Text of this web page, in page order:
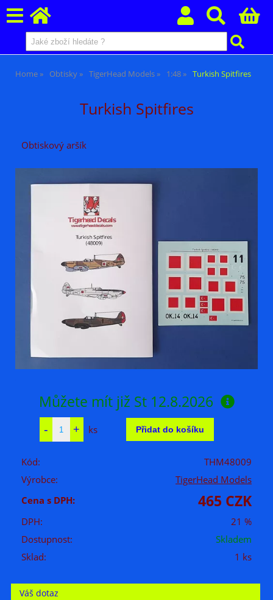
Home Obtisky TigerHead Models 1:48 Turkish Spitfires
Turkish Spitfires
Obtiskový aršík
Můžete mít již St 12.8.2026
ks
Kód:
THM48009
Výrobce:
TigerHead Models
Cena s DPH:
465 CZK
DPH:
21 %
Dostupnost:
Skladem
Sklad:
1 ks
Váš dotaz